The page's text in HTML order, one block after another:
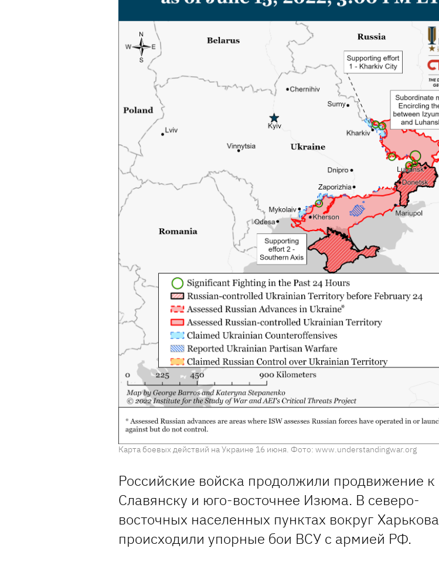
Карта боевых действий на Украине 16 июня. Фото: www.understandingwar.org
Российские войска продолжили продвижение к
Славянску и юго-восточнее Изюма. В северо-
восточных населенных пунктах вокруг Харькова
происходили упорные бои ВСУ с армией РФ.